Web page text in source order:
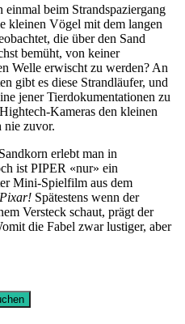
einmal beim Strandspaziergang
kleinen Vögel mit dem langen
die über den Sand
bemüht, von keiner
Welle erwischt zu werden? An
gibt es diese Strandläufer, und
jener Tierdokumentationen zu
Kameras den kleinen
nie zuvor.
erlebt man in
ist PIPER «nur» ein
Mini-Spielfilm aus dem
Pixar! Spätestens wenn der
Versteck schaut, prägt der
die Fabel zwar lustiger, aber